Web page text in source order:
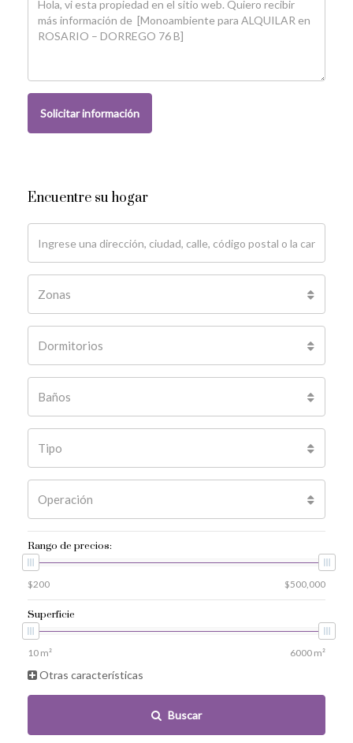
Solicitar información
Encuentre su hogar
Zonas
Dormitorios
Baños
Tipo
Operación
Rango de precios:
Superficie
Otras características
Buscar